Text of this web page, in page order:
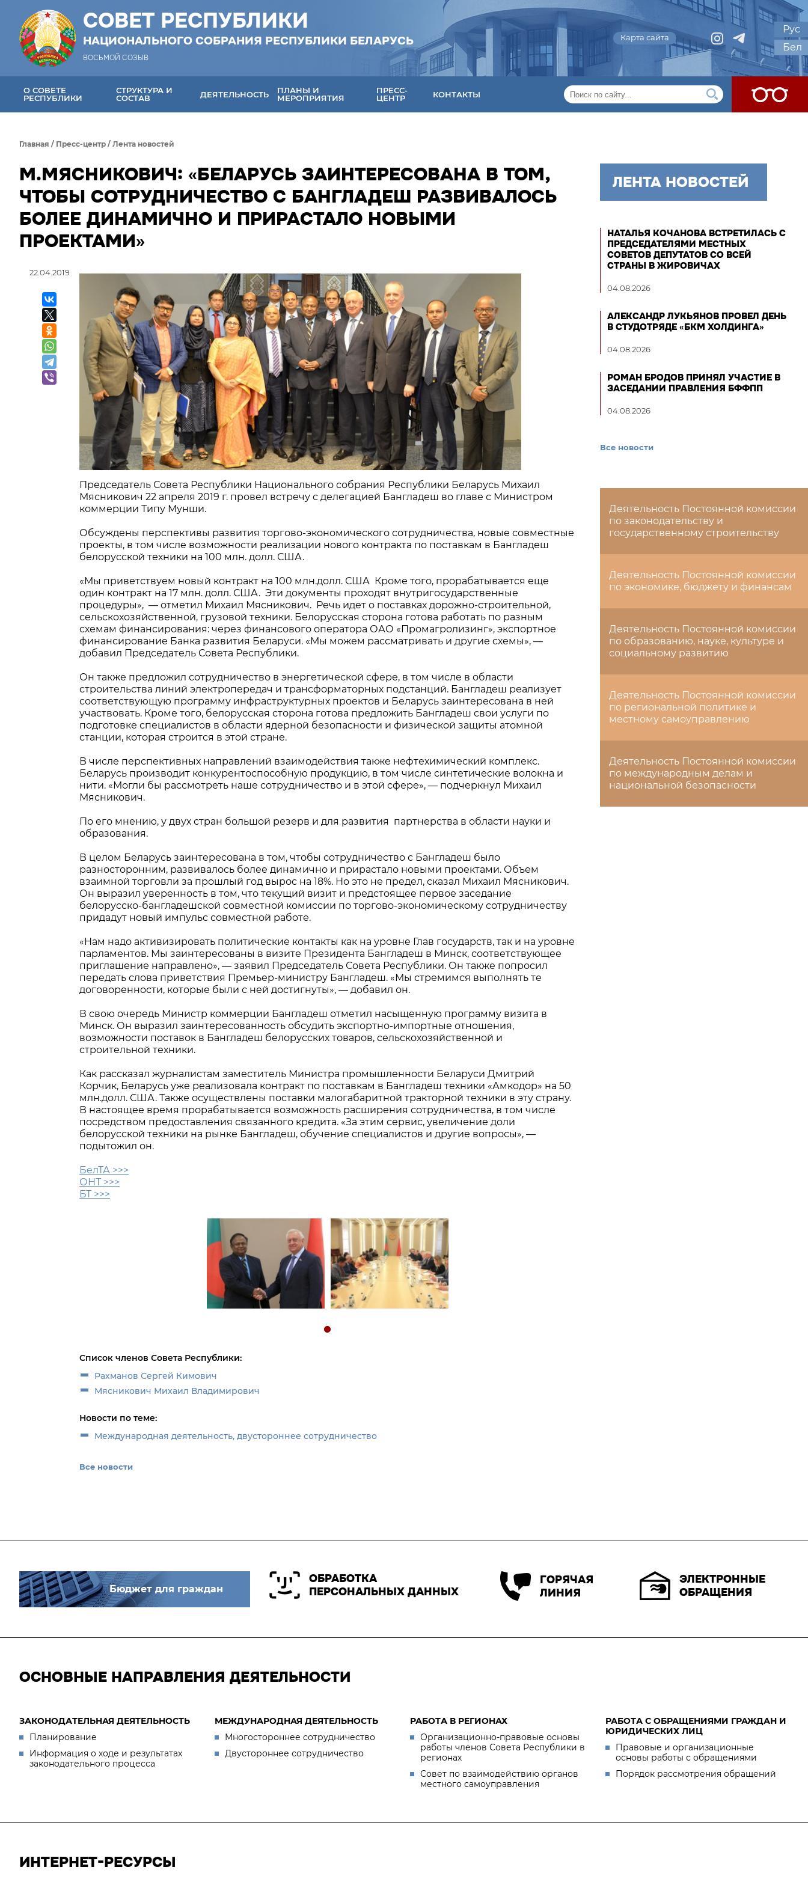
СОВЕТ РЕСПУБЛИКИ
НАЦИОНАЛЬНОГО СОБРАНИЯ РЕСПУБЛИКИ БЕЛАРУСЬ
ВОСЬМОЙ СОЗЫВ
Карта сайта
Рус
Бел
О СОВЕТЕ
РЕСПУБЛИКИ
СТРУКТУРА И
СОСТАВ
ДЕЯТЕЛЬНОСТЬ
ПЛАНЫ И
МЕРОПРИЯТИЯ
ПРЕСС-
ЦЕНТР
КОНТАКТЫ
Главная / Пресс-центр / Лента новостей
М.МЯСНИКОВИЧ: «БЕЛАРУСЬ ЗАИНТЕРЕСОВАНА В ТОМ,
ЧТОБЫ СОТРУДНИЧЕСТВО С БАНГЛАДЕШ РАЗВИВАЛОСЬ
БОЛЕЕ ДИНАМИЧНО И ПРИРАСТАЛО НОВЫМИ
ПРОЕКТАМИ»
22.04.2019
Председатель Совета Республики Национального собрания Республики Беларусь Михаил
Мясникович 22 апреля 2019 г. провел встречу с делегацией Бангладеш во главе с Министром
коммерции Типу Мунши.
Обсуждены перспективы развития торгово-экономического сотрудничества, новые совместные
проекты, в том числе возможности реализации нового контракта по поставкам в Бангладеш
белорусской техники на 100 млн. долл. США.
«Мы приветствуем новый контракт на 100 млн.долл. США Кроме того, прорабатывается еще
один контракт на 17 млн. долл. США. Эти документы проходят внутригосударственные
процедуры», — отметил Михаил Мясникович. Речь идет о поставках дорожно-строительной,
сельскохозяйственной, грузовой техники. Белорусская сторона готова работать по разным
схемам финансирования: через финансового оператора ОАО «Промагролизинг», экспортное
финансирование Банка развития Беларуси. «Мы можем рассматривать и другие схемы», —
добавил Председатель Совета Республики.
Он также предложил сотрудничество в энергетической сфере, в том числе в области
строительства линий электропередач и трансформаторных подстанций. Бангладеш реализует
соответствующую программу инфраструктурных проектов и Беларусь заинтересована в ней
участвовать. Кроме того, белорусская сторона готова предложить Бангладеш свои услуги по
подготовке специалистов в области ядерной безопасности и физической защиты атомной
станции, которая строится в этой стране.
В числе перспективных направлений взаимодействия также нефтехимический комплекс.
Беларусь производит конкурентоспособную продукцию, в том числе синтетические волокна и
нити. «Могли бы рассмотреть наше сотрудничество и в этой сфере», — подчеркнул Михаил
Мясникович.
По его мнению, у двух стран большой резерв и для развития партнерства в области науки и
образования.
В целом Беларусь заинтересована в том, чтобы сотрудничество с Бангладеш было
разносторонним, развивалось более динамично и прирастало новыми проектами. Объем
взаимной торговли за прошлый год вырос на 18%. Но это не предел, сказал Михаил Мясникович.
Он выразил уверенность в том, что текущий визит и предстоящее первое заседание
белорусско-бангладешской совместной комиссии по торгово-экономическому сотрудничеству
придадут новый импульс совместной работе.
«Нам надо активизировать политические контакты как на уровне Глав государств, так и на уровне
парламентов. Мы заинтересованы в визите Президента Бангладеш в Минск, соответствующее
приглашение направлено», — заявил Председатель Совета Республики. Он также попросил
передать слова приветствия Премьер-министру Бангладеш. «Мы стремимся выполнять те
договоренности, которые были с ней достигнуты», — добавил он.
В свою очередь Министр коммерции Бангладеш отметил насыщенную программу визита в
Минск. Он выразил заинтересованность обсудить экспортно-импортные отношения,
возможности поставок в Бангладеш белорусских товаров, сельскохозяйственной и
строительной техники.
Как рассказал журналистам заместитель Министра промышленности Беларуси Дмитрий
Корчик, Беларусь уже реализовала контракт по поставкам в Бангладеш техники «Амкодор» на 50
млн.долл. США. Также осуществлены поставки малогабаритной тракторной техники в эту страну.
В настоящее время прорабатывается возможность расширения сотрудничества, в том числе
посредством предоставления связанного кредита. «За этим сервис, увеличение доли
белорусской техники на рынке Бангладеш, обучение специалистов и другие вопросы», —
подытожил он.
БелТА >>>
ОНТ >>>
БТ >>>
Список членов Совета Республики:
Рахманов Сергей Кимович
Мясникович Михаил Владимирович
Новости по теме:
Международная деятельность, двустороннее сотрудничество
Все новости
ЛЕНТА НОВОСТЕЙ
НАТАЛЬЯ КОЧАНОВА ВСТРЕТИЛАСЬ С
ПРЕДСЕДАТЕЛЯМИ МЕСТНЫХ
СОВЕТОВ ДЕПУТАТОВ СО ВСЕЙ
СТРАНЫ В ЖИРОВИЧАХ
04.08.2026
АЛЕКСАНДР ЛУКЬЯНОВ ПРОВЕЛ ДЕНЬ
В СТУДОТРЯДЕ «БКМ ХОЛДИНГА»
04.08.2026
РОМАН БРОДОВ ПРИНЯЛ УЧАСТИЕ В
ЗАСЕДАНИИ ПРАВЛЕНИЯ БФФПП
04.08.2026
Все новости
Деятельность Постоянной комиссии
по законодательству и
государственному строительству
Деятельность Постоянной комиссии
по экономике, бюджету и финансам
Деятельность Постоянной комиссии
по образованию, науке, культуре и
социальному развитию
Деятельность Постоянной комиссии
по региональной политике и
местному самоуправлению
Деятельность Постоянной комиссии
по международным делам и
национальной безопасности
Бюджет для граждан
ОБРАБОТКА
ПЕРСОНАЛЬНЫХ ДАННЫХ
ГОРЯЧАЯ
ЛИНИЯ
ЭЛЕКТРОННЫЕ
ОБРАЩЕНИЯ
ОСНОВНЫЕ НАПРАВЛЕНИЯ ДЕЯТЕЛЬНОСТИ
ЗАКОНОДАТЕЛЬНАЯ ДЕЯТЕЛЬНОСТЬ
Планирование
Информация о ходе и результатах
законодательного процесса
МЕЖДУНАРОДНАЯ ДЕЯТЕЛЬНОСТЬ
Многостороннее сотрудничество
Двустороннее сотрудничество
РАБОТА В РЕГИОНАХ
Организационно-правовые основы
работы членов Совета Республики в
регионах
Совет по взаимодействию органов
местного самоуправления
РАБОТА С ОБРАЩЕНИЯМИ ГРАЖДАН И
ЮРИДИЧЕСКИХ ЛИЦ
Правовые и организационные
основы работы с обращениями
Порядок рассмотрения обращений
ИНТЕРНЕТ-РЕСУРСЫ